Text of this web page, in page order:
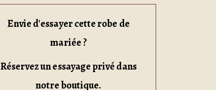
Envie d'essayer cette robe de
mariée ?
Réservez un essayage privé dans
notre boutique.